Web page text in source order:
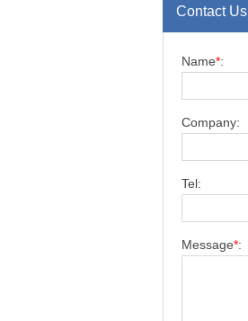
Contact Us
Name*:
Company:
Tel:
Message*: